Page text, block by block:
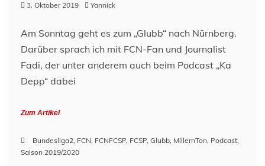
3. Oktober 2019 Yannick
Am Sonntag geht es zum „Glubb“ nach Nürnberg.
Darüber sprach ich mit FCN-Fan und Journalist
Fadi, der unter anderem auch beim Podcast „Ka
Depp“ dabei
Zum Artikel
Bundesliga2, FCN, FCNFCSP, FCSP, Glubb, MillernTon, Podcast,
Saison 2019/2020